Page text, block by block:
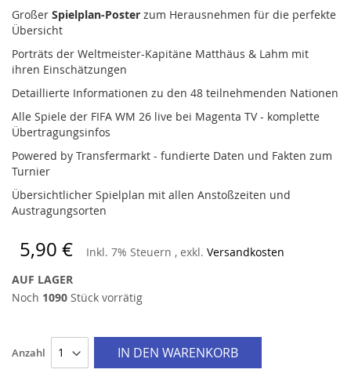
Großer Spielplan-Poster zum Herausnehmen für die perfekte
Übersicht
Porträts der Weltmeister-Kapitäne Matthäus & Lahm mit
ihren Einschätzungen
Detaillierte Informationen zu den 48 teilnehmenden Nationen
Alle Spiele der FIFA WM 26 live bei Magenta TV - komplette
Übertragungsinfos
Powered by Transfermarkt - fundierte Daten und Fakten zum
Turnier
Übersichtlicher Spielplan mit allen Anstoßzeiten und
Austragungsorten
5,90 € Inkl. 7% Steuern , exkl. Versandkosten
AUF LAGER
Noch 1090 Stück vorrätig
Anzahl IN DEN WARENKORB